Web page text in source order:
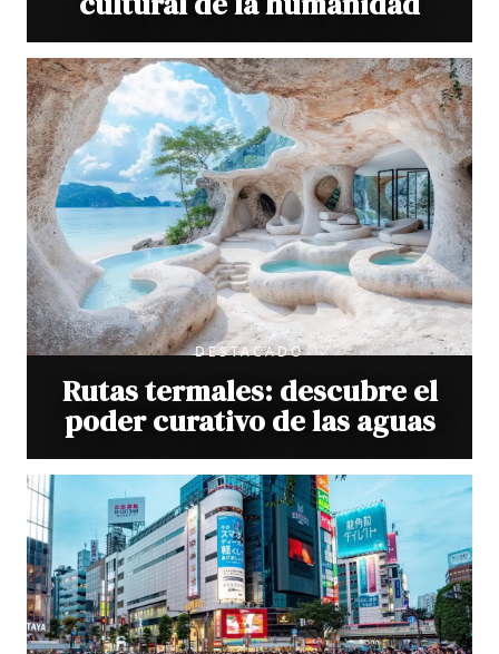
DESTACADO
Rutas termales: descubre el
poder curativo de las aguas